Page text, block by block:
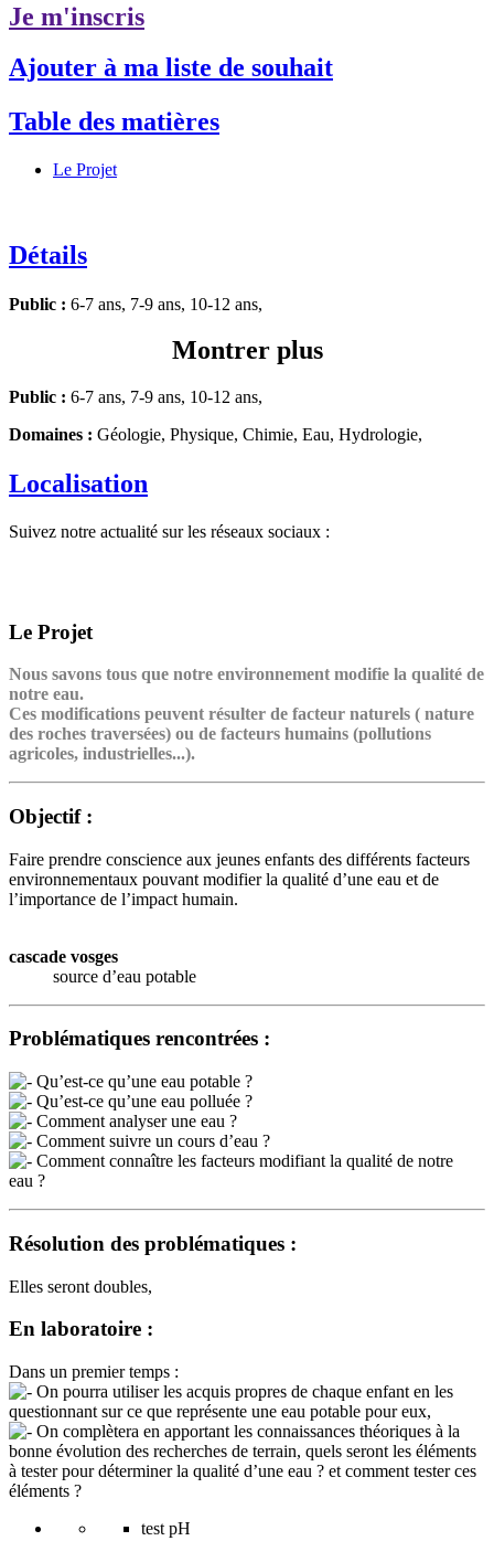
Je m'inscris
Ajouter à ma liste de souhait
Table des matières
Le Projet
Détails
Public : 6-7 ans, 7-9 ans, 10-12 ans,
Montrer plus
Public : 6-7 ans, 7-9 ans, 10-12 ans,
Domaines : Géologie, Physique, Chimie, Eau, Hydrologie,
Localisation
Suivez notre actualité sur les réseaux sociaux :
Le Projet
Nous savons tous que notre environnement modifie la qualité de
notre eau.
Ces modifications peuvent résulter de facteur naturels ( nature
des roches traversées) ou de facteurs humains (pollutions
agricoles, industrielles...).
Objectif :
Faire prendre conscience aux jeunes enfants des différents facteurs
environnementaux pouvant modifier la qualité d’une eau et de
l’importance de l’impact humain.
cascade vosges
source d’eau potable
Problématiques rencontrées :
Qu’est-ce qu’une eau potable ?
Qu’est-ce qu’une eau polluée ?
Comment analyser une eau ?
Comment suivre un cours d’eau ?
Comment connaître les facteurs modifiant la qualité de notre
eau ?
Résolution des problématiques :
Elles seront doubles,
En laboratoire :
Dans un premier temps :
On pourra utiliser les acquis propres de chaque enfant en les
questionnant sur ce que représente une eau potable pour eux,
On complètera en apportant les connaissances théoriques à la
bonne évolution des recherches de terrain, quels seront les éléments
à tester pour déterminer la qualité d’une eau ? et comment tester ces
éléments ?
test pH